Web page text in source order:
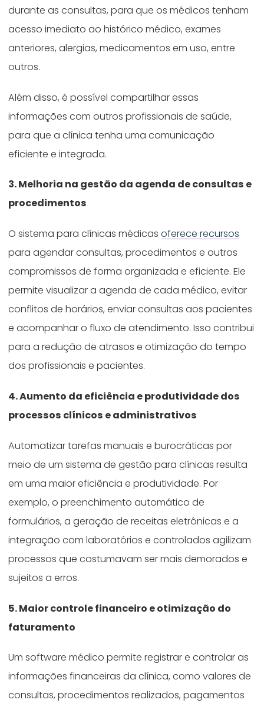
durante as consultas, para que os médicos tenham
acesso imediato ao histórico médico, exames
anteriores, alergias, medicamentos em uso, entre
outros.
Além disso, é possível compartilhar essas
informações com outros profissionais de saúde,
para que a clínica tenha uma comunicação
eficiente e integrada.
3. Melhoria na gestão da agenda de consultas e
procedimentos
O sistema para clínicas médicasoferece recursos
para agendar consultas, procedimentos e outros
compromissos de forma organizada e eficiente. Ele
permite visualizar a agenda de cada médico, evitar
conflitos de horários, enviar consultas aos pacientes
e acompanhar o fluxo de atendimento. Isso contribui
para a redução de atrasos e otimização do tempo
dos profissionais e pacientes.
4. Aumento da eficiência e produtividade dos
processos clínicos e administrativos
Automatizar tarefas manuais e burocráticas por
meio de um sistema de gestão para clínicas resulta
em uma maior eficiência e produtividade. Por
exemplo, o preenchimento automático de
formulários, a geração de receitas eletrônicas e a
integração com laboratórios e controlados agilizam
processos que costumavam ser mais demorados e
sujeitos a erros.
5. Maior controle financeiro e otimização do
faturamento
Um software médico permite registrar e controlar as
informações financeiras da clínica, como valores de
consultas, procedimentos realizados, pagamentos